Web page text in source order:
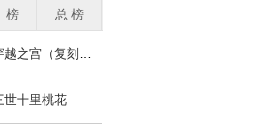
榜 总 榜
世十里桃花